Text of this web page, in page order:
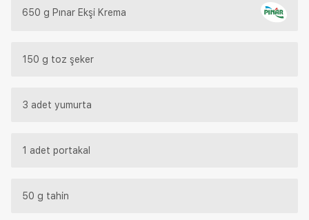
650 g Pınar Ekşi Krema
150 g toz şeker
3 adet yumurta
1 adet portakal
50 g tahin